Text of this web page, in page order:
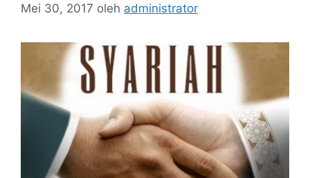
Mei 30, 2017 oleh administrator